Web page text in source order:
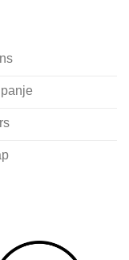
zoekt
al
bij